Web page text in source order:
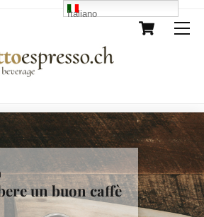
Cart
un buon caffè
Italiano